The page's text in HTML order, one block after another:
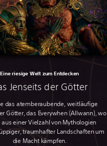
Eine riesige Welt zum Entdecken
Jenseits der Götter
das atemberaubende, weitläufige
Götter, das Everywhen (Allwann), wo
einer Vielzahl von Mythologien
traumhafter Landschaften um
die Macht kämpfen.